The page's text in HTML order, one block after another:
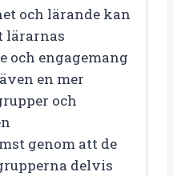
och lärande kan
lärarnas
och engagemang
en mer
och
genom att de
delvis